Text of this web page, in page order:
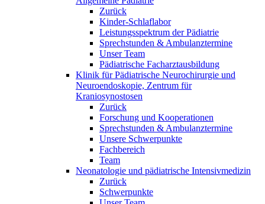
Zurück
Kinder-Schlaflabor
Leistungsspektrum der Pädiatrie
Sprechstunden & Ambulanztermine
Unser Team
Pädiatrische Facharztausbildung
Klinik für Pädiatrische Neurochirurgie und
Neuroendoskopie, Zentrum für
Kraniosynostosen
Zurück
Forschung und Kooperationen
Sprechstunden & Ambulanztermine
Unsere Schwerpunkte
Fachbereich
Team
Neonatologie und pädiatrische Intensivmedizin
Zurück
Schwerpunkte